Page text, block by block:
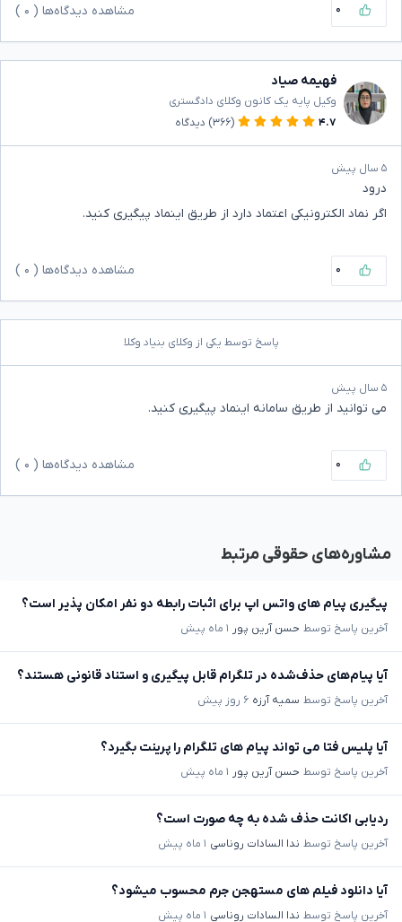
۰ مشاهده دیدگاه‌ها ( ۰
فهیمه صیاد
وکیل پایه یک کانون وکلای دادگستری
۴.۷
(۳۶۶) دیدگاه
۵ سال پیش
درود
اگر نماد الکترونیکی اعتماد دارد از طریق اینماد پیگیری کنید.
۰ مشاهده دیدگاه‌ها ( ۰
پاسخ توسط یکی از وکلای بنیاد وکلا
۵ سال پیش
می توانید از طریق سامانه اینماد پیگیری کنید.
۰ مشاهده دیدگاه‌ها ( ۰
مشاوره‌های حقوقی مرتبط
پیگیری پیام های واتس اپ برای اثبات رابطه دو نفر امکان پذیر است؟
آخرین پاسخ توسط حسن آرین پور ۱ ماه پیش
آیا پیام‌های حذف‌شده در تلگرام قابل پیگیری و استناد قانونی هستند؟
آخرین پاسخ توسط سمیه آرزه ۶ روز پیش
آیا پلیس فتا می تواند پیام های تلگرام را پرینت بگیرد؟
آخرین پاسخ توسط حسن آرین پور ۱ ماه پیش
ردیابی اکانت حذف شده به چه صورت است؟
آخرین پاسخ توسط ندا السادات روناسی ۱ ماه پیش
آیا دانلود فیلم های مستهجن جرم محسوب میشود؟
آخرین پاسخ توسط ندا السادات روناسی ۱ ماه پیش